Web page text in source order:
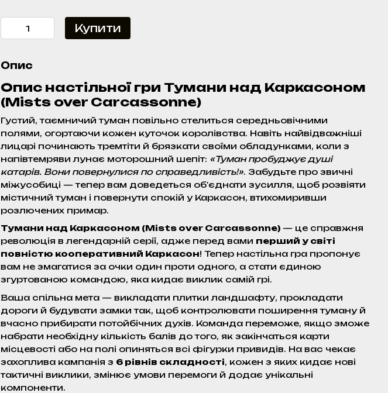
Купити
Опис
Опис настільної гри Тумани над Каркасоном
(Mists over Carcassonne)
Густий, таємничий туман повільно стелиться середньовічними
полями, огортаючи кожен куточок королівства. Навіть найвідважніші
лицарі починають тремтіти й брязкати своїми обладунками, коли з
напівтемряви лунає моторошний шепіт: «Туман пробуджує душі
катарів. Вони повернулися по справедливість!». Забудьте про звичні
міжусобиці — тепер вам доведеться об'єднати зусилля, щоб розвіяти
містичний туман і повернути спокій у Каркасон, втихомиривши
розлючених примар.
Тумани над Каркасоном (Mists over Carcassonne) — це справжня
революція в легендарній серії, адже перед вами перший у світі
повністю кооперативний Каркасон! Тепер настільна гра пропонує
вам не змагатися за очки один проти одного, а стати єдиною
згуртованою командою, яка кидає виклик самій грі.
Ваша спільна мета — викладати плитки ландшафту, прокладати
дороги й будувати замки так, щоб контролювати поширення туману й
вчасно прибирати потойбічних духів. Команда переможе, якщо зможе
набрати необхідну кількість балів до того, як закінчаться карти
місцевості або на полі опиняться всі фігурки привидів. На вас чекає
захоплива кампанія з 6 рівнів складності, кожен з яких кидає нові
тактичні виклики, змінює умови перемоги й додає унікальні
компоненти.